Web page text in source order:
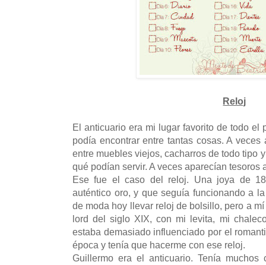
Reloj
El anticuario era mi lugar favorito de todo el
podía encontrar entre tantas cosas. A
entre muebles viejos, cacharros de todo tipo
qué podían servir. A veces aparecían tesoros
Ese fue el caso del reloj. Una joya de
auténtico oro, y que seguía funcionando a
de moda hoy llevar reloj de bolsillo, pero a
lord del siglo XIX, con mi levita, mi
estaba demasiado influenciado por el
época y tenía que hacerme con ese reloj.
Guillermo era el anticuario. Tenía muchos